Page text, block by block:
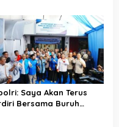
Saya Akan Terus
Bersama Buruh